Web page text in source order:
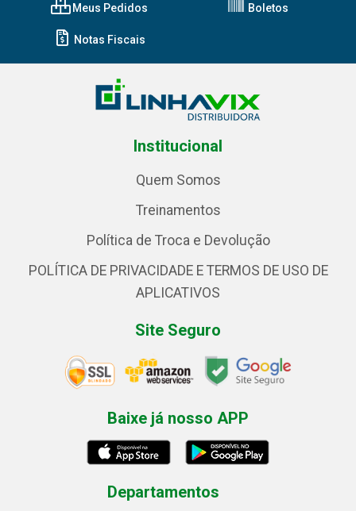
Meus Pedidos Boletos
Notas Fiscais
Institucional
Quem Somos
Treinamentos
Política de Troca e Devolução
POLÍTICA DE PRIVACIDADE E TERMOS DE USO DE
APLICATIVOS
Site Seguro
Baixe já nosso APP
Departamentos